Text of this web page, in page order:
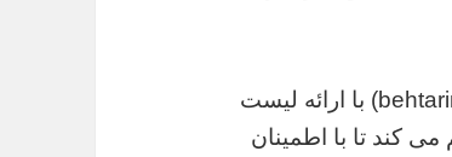
یک پلتفرم معتبر مانند بهترین بک لینک (behtarinbacklink.com) با ارائه لیست
کند تا با اطمینان